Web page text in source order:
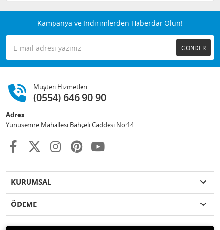
Kampanya ve İndirimlerden Haberdar Olun!
GÖNDER
Müşteri Hizmetleri
(0554) 646 90 90
Adres
Yunusemre Mahallesi Bahçeli Caddesi No:14
KURUMSAL
ÖDEME